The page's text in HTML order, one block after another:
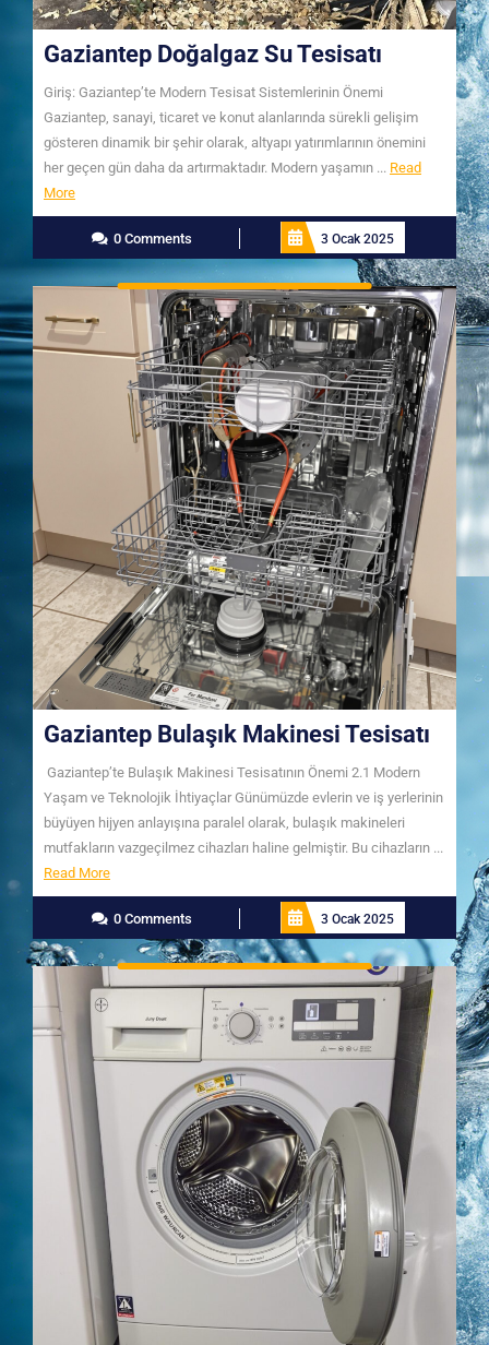
Gaziantep Doğalgaz Su Tesisatı
Giriş: Gaziantep’te Modern Tesisat Sistemlerinin Önemi
Gaziantep, sanayi, ticaret ve konut alanlarında sürekli gelişim
gösteren dinamik bir şehir olarak, altyapı yatırımlarının önemini
her geçen gün daha da artırmaktadır. Modern yaşamın ... Read
MoreRead
More
0 Comments
3 Ocak 2025
Gaziantep Bulaşık Makinesi Tesisatı
Gaziantep’te Bulaşık Makinesi Tesisatının Önemi 2.1 Modern
Yaşam ve Teknolojik İhtiyaçlar Günümüzde evlerin ve iş yerlerinin
büyüyen hijyen anlayışına paralel olarak, bulaşık makineleri
mutfakların vazgeçilmez cihazları haline gelmiştir. Bu cihazların ...
Read MoreRead
More
0 Comments
3 Ocak 2025